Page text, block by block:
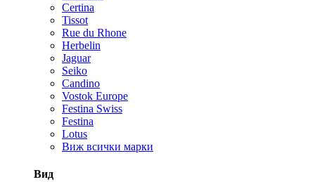
Certina
Tissot
Rue du Rhone
Herbelin
Jaguar
Seiko
Candino
Vostok Europe
Festina Swiss
Festina
Lotus
Виж всички марки
Вид